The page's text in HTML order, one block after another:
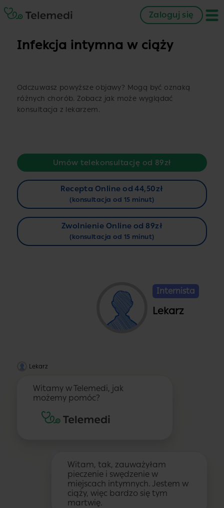
Zaloguj się
Infekcja intymna w ciąży
Odczuwasz powyższe objawy? Mogą być oznaką
różnych chorób. Zobacz jak może wyglądać
konsultacja z lekarzem.
Umów telekonsultację od 89zł
Recepta Online od 44,50zł
(konsultacja od 15 minut)
Zwolnienie Online od 89zł
(konsultacja od 15 minut)
Internista
Lekarz
Lekarz
Witamy w Telemedi, jak
możemy pomóc?
Witam, tak, zauważyłam
pieczenie i swędzenie w
miejscach intymnych. Jestem w
ciąży, więc bardzo się tym
martwię.